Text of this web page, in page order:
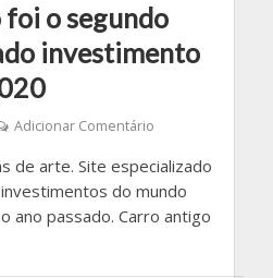
o segundo
investimento
Adicionar Comentário
de arte. Site especializado
do mundo
ano passado. Carro antigo